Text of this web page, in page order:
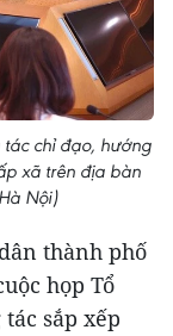
tác chỉ đạo, hướng
xã trên địa bàn
Nội)
thành phố
họp Tổ
sắp xếp